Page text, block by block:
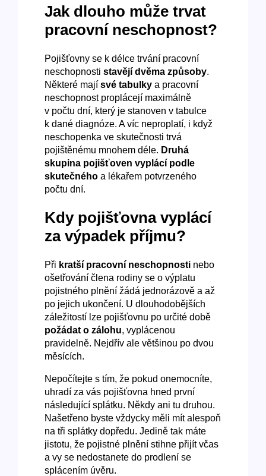
Jak dlouho může trvat
pracovní neschopnost?
Pojišťovny se k délce trvání pracovní
neschopnostistavějí dvěma způsoby.
Některé majísvé tabulky a pracovní
neschopnost proplácejí maximálně
v počtu dní, který je stanoven v tabulce
k dané diagnóze. A víc neproplatí, i když
neschopenka ve skutečnosti trvá
pojištěnému mnohem déle. Druhá
skupina pojišťoven vyplácí podle
skutečného a lékařem potvrzeného
počtu dní.
Kdy pojišťovna vyplácí
za výpadek příjmu?
Při kratší pracovní neschopnosti nebo
ošetřování člena rodiny se o výplatu
pojistného plnění žádá jednorázově a až
po jejich ukončení. U dlouhodobějších
záležitostí lze pojišťovnu po určité době
požádat o zálohu, vyplácenou
pravidelně. Nejdřív ale většinou po dvou
měsících.
Nepočítejte s tím, že pokud onemocníte,
uhradí za vás pojišťovna hned první
následující splátku. Někdy ani tu druhou.
Našetřeno byste vždycky měli mít alespoň
na tři splátky dopředu. Jedině tak máte
jistotu, že pojistné plnění stihne přijít včas
a vy se nedostanete do prodlení se
splácením úvěru.